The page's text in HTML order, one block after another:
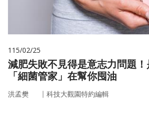
115/02/25
減肥失敗不見得是意志力問題
「細菌管家」在幫你囤油
洪孟樊 ｜ 科技大觀園特約編輯